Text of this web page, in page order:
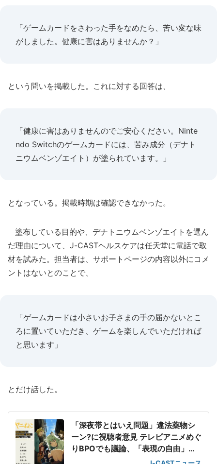
「ゲームカードをさわった手をなめたら、苦い変な味
がしました。健康に害はありませんか？」
という問いを掲載した。これに対する回答は、
「健康に害はありませんのでご安心ください。Ninte
ndo Switchのゲームカードには、苦み成分（デナト
ニウムベンゾエイト）が塗られています。」
となっている。掲載時期は確認できなかった。
塗布している目的や、デナトニウムベンゾエイトを選ん
だ理由について、J-CASTヘルスケアは任天堂に電話で取
材を試みた。担当者は、サポートページの内容以外にコメ
ントはないとのことで、
「ゲームカードは小さいお子さまの手の届かないとこ
ろに置いていただき、ゲームを楽しんでいただければ
と思います」
とだけ話した。
「深夜帯とはいえ問題」違法薬物シ
ーン?に視聴者意見 テレビアニメめぐ
りBPOでも議論、「表現の自由」範